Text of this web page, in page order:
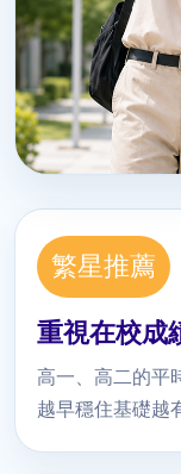
繁星推薦
重視在校成
高一、高二的平
越早穩住基礎越